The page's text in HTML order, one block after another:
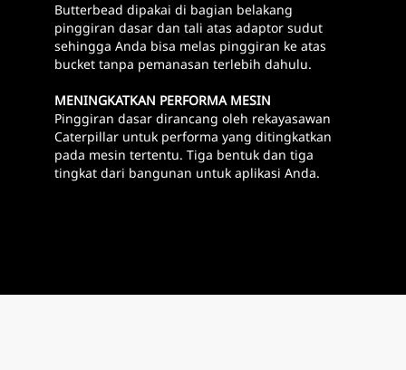
Butterbead dipakai di bagian belakang
pinggiran dasar dan tali atas adaptor sudut
sehingga Anda bisa melas pinggiran ke atas
bucket tanpa pemanasan terlebih dahulu.
MENINGKATKAN PERFORMA MESIN
Pinggiran dasar dirancang oleh rekayasawan
Caterpillar untuk performa yang ditingkatkan
pada mesin tertentu. Tiga bentuk dan tiga
tingkat dari bangunan untuk aplikasi Anda.